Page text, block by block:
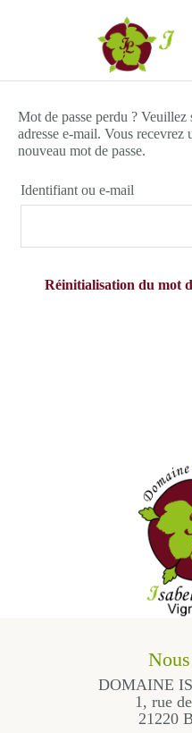
Mot de passe perdu ?
adresse e-mail. Vous
nouveau mot de passe.
Identifiant ou e-mail
Réinitialisation du mot
DOMAINE
1, rue
21220